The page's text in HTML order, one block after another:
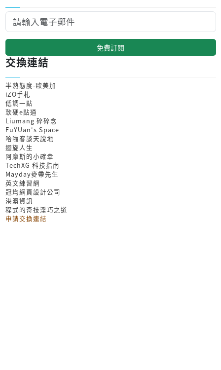
免費訂閱
交換連結
半熟態度-歐美加
iZO手札
低調一點
軟硬e點通
Liumang 碎碎念
FuYUan's Space
哈啦客談天說地
迴旋人生
阿摩斯的小確幸
TechXG 科技指南
Mayday麥帶先生
英文練習網
冠均網頁設計公司
港澳資訊
程式的奇技淫巧之道
申請交換連結